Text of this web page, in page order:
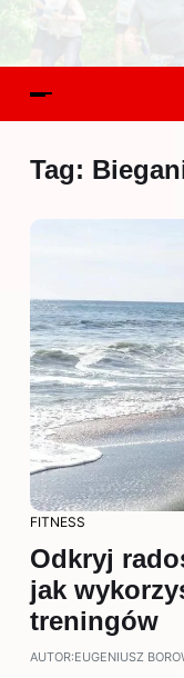
Tag:
FITNESS
Odkryj
jak
treningów
AUTOR:EUGENIUSZ